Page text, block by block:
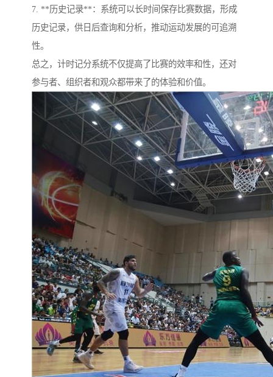
7. **历史记录**：系统可以长时间保存比赛数据，形成
历史记录，供日后查询和分析，推动运动发展的可追溯
性。
总之，计时记分系统不仅提高了比赛的效率和性，还对
参与者、组织者和观众都带来了的体验和价值。